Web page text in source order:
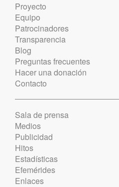
Proyecto
Equipo
Patrocinadores
Transparencia
Blog
Preguntas frecuentes
Hacer una donación
Contacto
Sala de prensa
Medios
Publicidad
Hitos
Estadísticas
Efemérides
Enlaces